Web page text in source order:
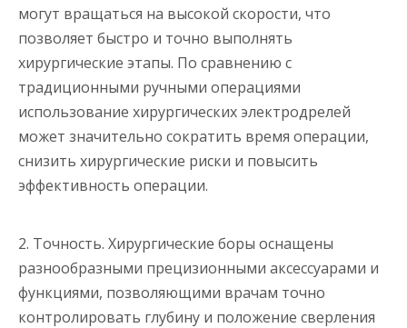
могут вращаться на высокой скорости, что
позволяет быстро и точно выполнять
хирургические этапы. По сравнению с
традиционными ручными операциями
использование хирургических электродрелей
может значительно сократить время операции,
снизить хирургические риски и повысить
эффективность операции.
2. Точность. Хирургические боры оснащены
разнообразными прецизионными аксессуарами и
функциями, позволяющими врачам точно
контролировать глубину и положение сверления